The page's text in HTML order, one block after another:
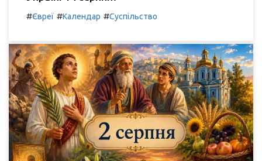
#Євреї #Календар #Суспільство